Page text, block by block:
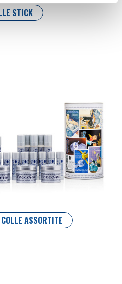
STICK
COLLE ASSORTITE